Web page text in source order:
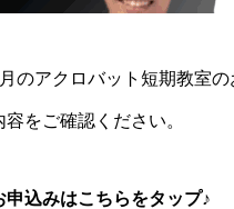
のアクロバット短期教室の
容をご確認ください。
申込みはこちらをタップ♪